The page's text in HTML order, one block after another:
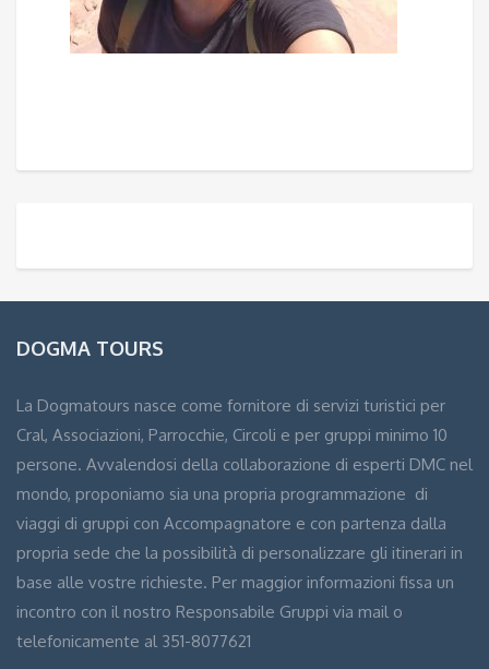
DOGMA TOURS
La Dogmatours nasce come fornitore di servizi turistici per
Cral, Associazioni, Parrocchie, Circoli e per gruppi minimo 10
persone. Avvalendosi della collaborazione di esperti DMC nel
mondo, proponiamo sia una propria programmazione di
viaggi di gruppi con Accompagnatore e con partenza dalla
propria sede che la possibilità di personalizzare gli itinerari in
base alle vostre richieste. Per maggior informazioni fissa un
incontro con il nostro Responsabile Gruppi via mail o
telefonicamente al 351-8077621